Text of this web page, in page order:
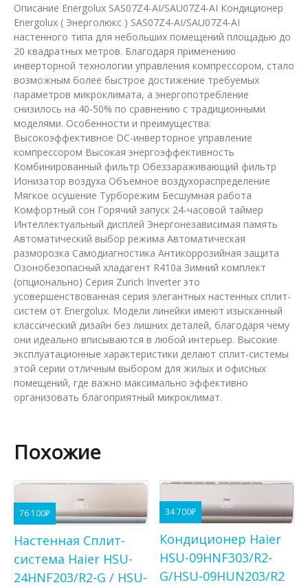
Описание Energolux SAS07Z4-AI/SAU07Z4-AI Кондиционер
Energolux ( Энерголюкс ) SAS07Z4-AI/SAU07Z4-AI
настенного типа для небольших помещений площадью до
20 квадратных метров. Благодаря применению
инверторной технологии управления компрессором, стало
возможным более быстрое достижение требуемых
параметров микроклимата, а энергопотребление
снизилось на 40-50% по сравнению с традиционными
моделями. Особенности и преимущества:
Высокоэффективное DC-инверторное управление
компрессором Высокая энергоэффективность
Комбинированный фильтр Обеззараживающий фильтр
Ионизатор воздуха Объемное воздухораспределение
Мягкое осушение Турборежим Бесшумная работа
Комфортный сон Горячий запуск 24-часовой таймер
Интеллектуальный дисплей Энергонезависимая память
Автоматический выбор режима Автоматическая
разморозка Самодиагностика Антикоррозийная защита
Озонобезопасный хладагент R410a Зимний комплект
(опционально) Серия Zurich Inverter это
усовершенствованная серия элегантных настенных сплит-
систем от Energolux. Модели линейки имеют изысканный
классический дизайн без лишних деталей, благодаря чему
они идеально вписываются в любой интерьер. Высокие
эксплуатационные характеристики делают сплит-системы
этой серии отличным выбором для жилых и офисных
помещений, где важно максимально эффективно
организовать благоприятный микроклимат.
Похожие
76 100₽
Настенная Сплит-
система Haier HSU-
24HNF203/R2-G / HSU-
34 700₽
Кондиционер Haier
HSU-09HNF303/R2-
G/HSU-09HUN203/R2